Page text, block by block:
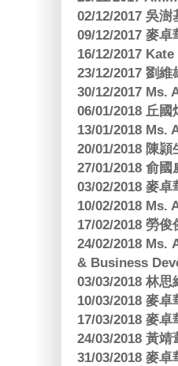
02/12/2017 吳
09/12/2017 麥
16/12/2017
23/12/2017 劉
30/12/2017 Ms.
06/01/2018 丘
13/01/2018 Ms.
20/01/2018 陳
27/01/2018 俞
03/02/2018 麥
10/02/2018 Ms.
17/02/2018 勞
24/02/2018 Ms.
& Business
03/03/2018 林
10/03/2018 麥
17/03/2018 麥
24/03/2018 黃
31/03/2018 麥